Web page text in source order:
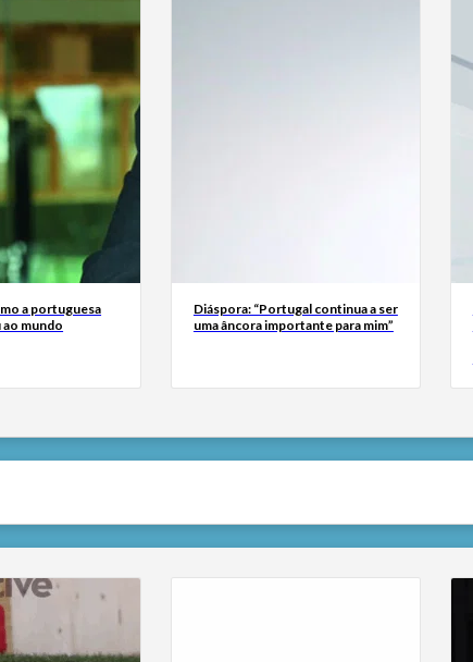
a portuguesa
mundo
Diáspora: “Portugal continua a ser
uma âncora importante para mim”